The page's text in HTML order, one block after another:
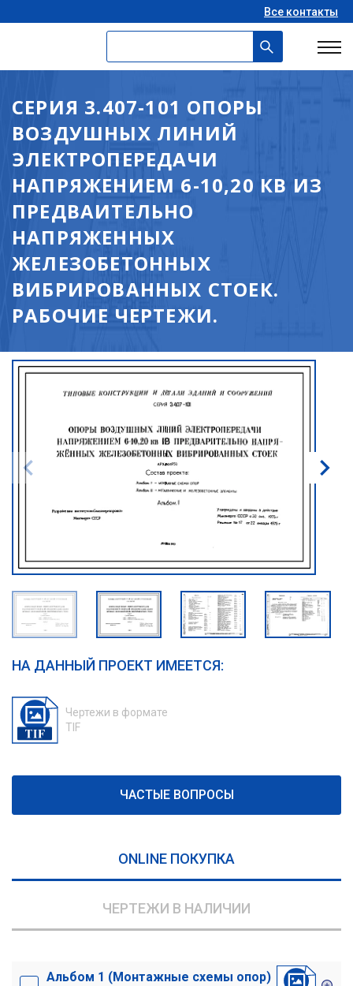
Все контакты
СЕРИЯ 3.407-101 ОПОРЫ
ВОЗДУШНЫХ ЛИНИЙ
ЭЛЕКТРОПЕРЕДАЧИ
НАПРЯЖЕНИЕМ 6-10,20 КВ ИЗ
ПРЕДВАИТЕЛЬНО
НАПРЯЖЕННЫХ
ЖЕЛЕЗОБЕТОННЫХ
ВИБРИРОВАННЫХ СТОЕК.
РАБОЧИЕ ЧЕРТЕЖИ.
НА ДАННЫЙ ПРОЕКТ ИМЕЕТСЯ:
Чертежи в формате
TIF
ЧАСТЫЕ ВОПРОСЫ
ONLINE ПОКУПКА
ЧЕРТЕЖИ В НАЛИЧИИ
Альбом 1 (Монтажные схемы опор)